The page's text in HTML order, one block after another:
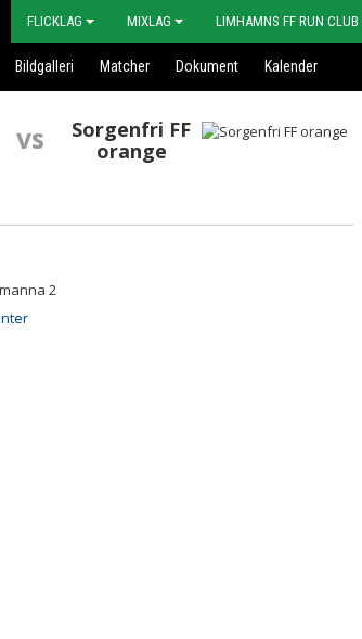
FLICKLAG MIXLAG LIMHAMNS FF RUN CLUB
Bildgalleri Matcher Dokument Kalender
vs
Sorgenfri FF
orange
2